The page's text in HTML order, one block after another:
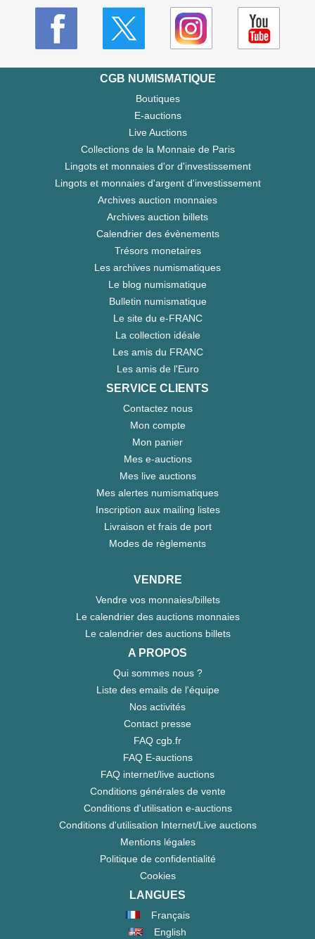
CGB NUMISMATIQUE
Boutiques
E-auctions
Live Auctions
Collections de la Monnaie de Paris
Lingots et monnaies d'or d'investissement
Lingots et monnaies d'argent d'investissement
Archives auction monnaies
Archives auction billets
Calendrier des évènements
Trésors monetaires
Les archives numismatiques
Le blog numismatique
Bulletin numismatique
Le site du e-FRANC
La collection idéale
Les amis du FRANC
Les amis de l'Euro
SERVICE CLIENTS
Contactez nous
Mon compte
Mon panier
Mes e-auctions
Mes live auctions
Mes alertes numismatiques
Inscription aux mailing listes
Livraison et frais de port
Modes de règlements
VENDRE
Vendre vos monnaies/billets
Le calendrier des auctions monnaies
Le calendrier des auctions billets
A PROPOS
Qui sommes nous ?
Liste des emails de l'équipe
Nos activités
Contact presse
FAQ cgb.fr
FAQ E-auctions
FAQ internet/live auctions
Conditions générales de vente
Conditions d'utilisation e-auctions
Conditions d'utilisation Internet/Live auctions
Mentions légales
Politique de confidentialité
Cookies
LANGUES
Français
English